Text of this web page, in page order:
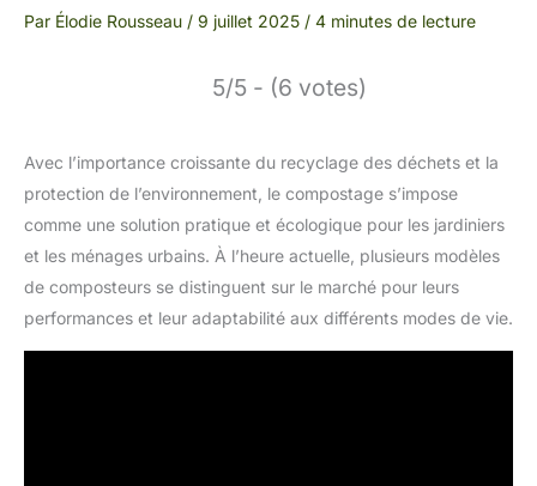
Par Élodie Rousseau / 9 juillet 2025 / 4 minutes de lecture
5/5 - (6 votes)
Avec l’importance croissante du recyclage des déchets et la
protection de l’environnement, le compostage s’impose
comme une solution pratique et écologique pour les jardiniers
et les ménages urbains. À l’heure actuelle, plusieurs modèles
de composteurs se distinguent sur le marché pour leurs
performances et leur adaptabilité aux différents modes de vie.